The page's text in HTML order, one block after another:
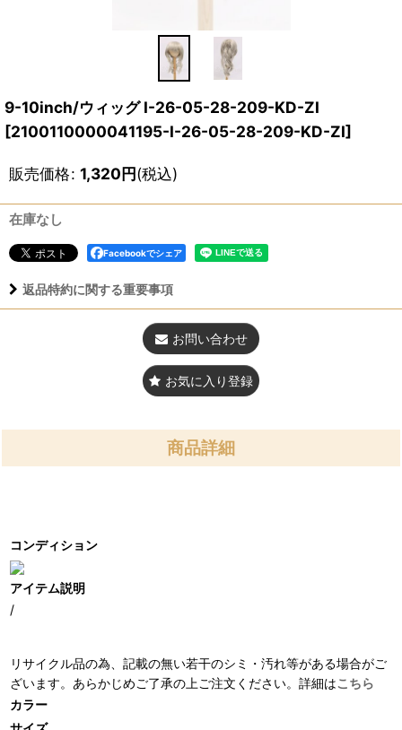
9-10inch/ウィッグ I-26-05-28-209-KD-ZI
[2100110000041195-I-26-05-28-209-KD-ZI]
販売価格: 1,320円(税込)
在庫なし
Facebookでシェア
返品特約に関する重要事項
お問い合わせ
お気に入り登録
商品詳細
コンディション
アイテム説明
/
リサイクル品の為、記載の無い若干のシミ・汚れ等がある場合がご
ざいます。あらかじめご了承の上ご注文ください。詳細はこちら
カラー